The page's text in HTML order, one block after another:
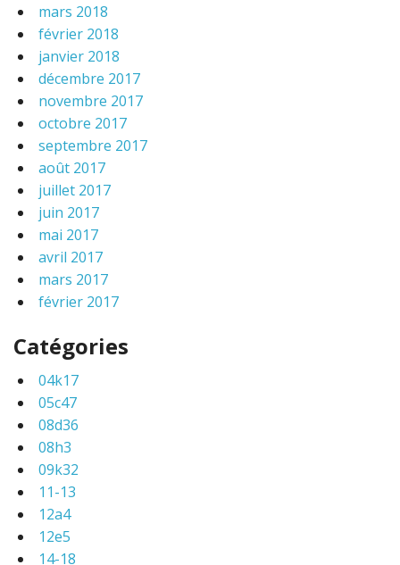
mars 2018
février 2018
janvier 2018
décembre 2017
novembre 2017
octobre 2017
septembre 2017
août 2017
juillet 2017
juin 2017
mai 2017
avril 2017
mars 2017
février 2017
Catégories
04k17
05c47
08d36
08h3
09k32
11-13
12a4
12e5
14-18